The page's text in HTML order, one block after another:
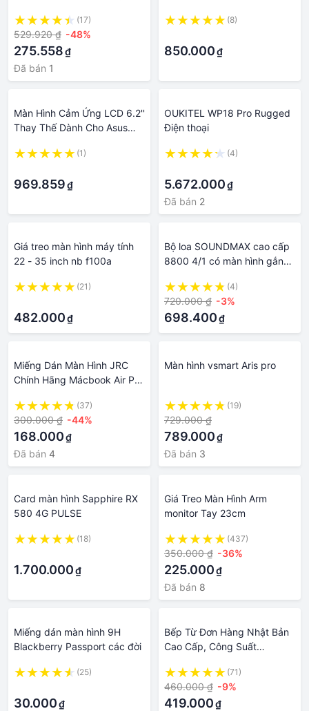
Chuyên Dụng (17)
529.920 ₫ -48%
275.558₫
Đã bán 1
(8)
850.000₫
Màn Hình Cảm Ứng LCD 6.2''
Thay Thế Dành Cho Asus
ZE620KL ZS620KL X00QD
(1)
969.859₫
OUKITEL WP18 Pro Rugged
Điện thoại
(4)
5.672.000₫
Đã bán 2
Giá treo màn hình máy tính
22 - 35 inch nb f100a
(21)
482.000₫
Bộ loa SOUNDMAX cao cấp
8800 4/1 có màn hình gắn
(4)
720.000 ₫ -3%
698.400₫
Miếng Dán Màn Hình JRC
Chính Hãng Mácbook Air Pro
inch 16 inch Dán Từ Tính
Chống Lóa Chống Xước
(37)
300.000 ₫ -44%
168.000₫
Đã bán 4
Màn hình vsmart Aris pro
(19)
729.000 ₫
789.000₫
Đã bán 3
Card màn hình Sapphire RX
580 4G PULSE
(18)
1.700.000₫
Giá Treo Màn Hình Arm
monitor Tay 23cm
(437)
350.000 ₫ -36%
225.000₫
Đã bán 8
Miếng dán màn hình 9H
Blackberry Passport các đời
(25)
30.000₫
Bếp Từ Đơn Hàng Nhật Bản
Cao Cấp, Công Suất
Màn Hình Cảm Ứng Siêu
Nhạy
(71)
460.000 ₫ -9%
419.000₫